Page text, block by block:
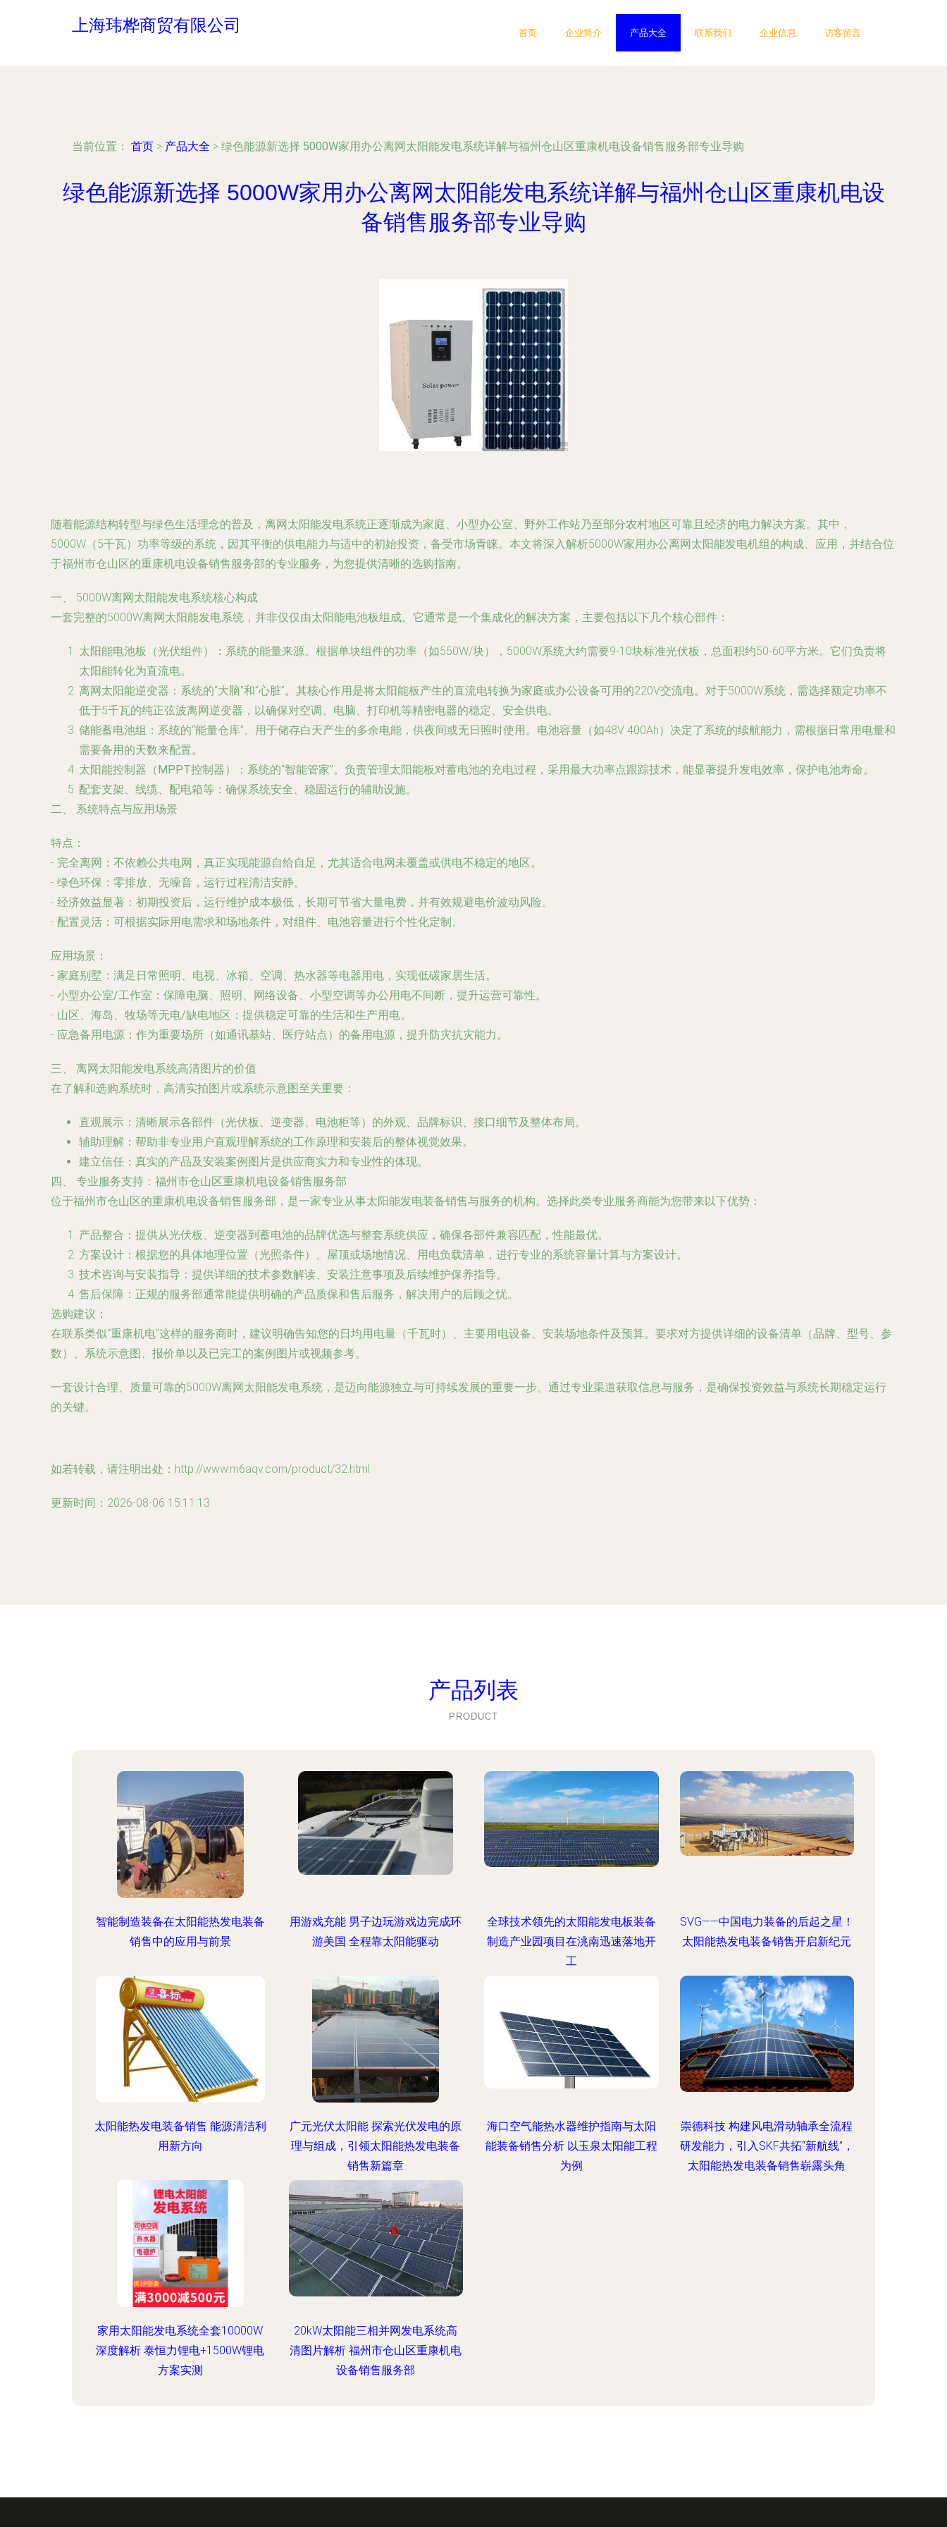
上海玮桦商贸有限公司 首页 企业简介 产品大全 联系我们 企业信息 访客留言
当前位置： 首页 > 产品大全 > 绿色能源新选择 5000W家用办公离网太阳能发电系统详解与福州仓山区重康机电设备销售服务部专业导购
绿色能源新选择 5000W家用办公离网太阳能发电系统详解与福州仓山区重康机电设
备销售服务部专业导购
随着能源结构转型与绿色生活理念的普及，离网太阳能发电系统正逐渐成为家庭、小型办公室、野外工作站乃至部分农村地区可靠且经济的电力解决方案。其中，
5000W（5千瓦）功率等级的系统，因其平衡的供电能力与适中的初始投资，备受市场青睐。本文将深入解析5000W家用办公离网太阳能发电机组的构成、应用，并结合位
于福州市仓山区的重康机电设备销售服务部的专业服务，为您提供清晰的选购指南。
一、 5000W离网太阳能发电系统核心构成
一套完整的5000W离网太阳能发电系统，并非仅仅由太阳能电池板组成。它通常是一个集成化的解决方案，主要包括以下几个核心部件：
太阳能电池板（光伏组件）
：系统的能量来源。根据单块组件的功率（如550W/块），5000W系统大约需要9-10块标准光伏板，总面积约50-60平方米。它们负责将
太阳能转化为直流电。
离网太阳能逆变器 ：系统的“大脑”和“心脏”。其核心作用是将太阳能板产生的直流电转换为家庭或办公设备可用的220V交流电。对于5000W系统，需选择额定功率不
低于5千瓦的纯正弦波离网逆变器，以确保对空调、电脑、打印机等精密电器的稳定、安全供电。
储能蓄电池组 ：系统的“能量仓库”。用于储存白天产生的多余电能，供夜间或无日照时使用。电池容量（如48V 400Ah）决定了系统的续航能力，需根据日常用电量和
需要备用的天数来配置。
太阳能控制器（MPPT控制器）
：系统的“智能管家”。负责管理太阳能板对蓄电池的充电过程，采用最大功率点跟踪技术，能显著提升发电效率，保护电池寿命。
配套支架、线缆、配电箱等 ：确保系统安全、稳固运行的辅助设施。
二、 系统特点与应用场景
特点 ：
- 完全离网 ：不依赖公共电网，真正实现能源自给自足，尤其适合电网未覆盖或供电不稳定的地区。
- 绿色环保 ：零排放、无噪音，运行过程清洁安静。
- 经济效益显著 ：初期投资后，运行维护成本极低，长期可节省大量电费，并有效规避电价波动风险。
- 配置灵活 ：可根据实际用电需求和场地条件，对组件、电池容量进行个性化定制。
应用场景 ：
- 家庭别墅 ：满足日常照明、电视、冰箱、空调、热水器等电器用电，实现低碳家居生活。
- 小型办公室/工作室 ：保障电脑、照明、网络设备、小型空调等办公用电不间断，提升运营可靠性。
- 山区、海岛、牧场等无电/缺电地区 ：提供稳定可靠的生活和生产用电。
- 应急备用电源 ：作为重要场所（如通讯基站、医疗站点）的备用电源，提升防灾抗灾能力。
三、 离网太阳能发电系统高清图片的价值
在了解和选购系统时，高清实拍图片或系统示意图至关重要：
直观展示 ：清晰展示各部件（光伏板、逆变器、电池柜等）的外观、品牌标识、接口细节及整体布局。
辅助理解 ：帮助非专业用户直观理解系统的工作原理和安装后的整体视觉效果。
建立信任 ：真实的产品及安装案例图片是供应商实力和专业性的体现。
四、 专业服务支持：福州市仓山区重康机电设备销售服务部
位于福州市仓山区的重康机电设备销售服务部，是一家专业从事太阳能发电装备销售与服务的机构。选择此类专业服务商能为您带来以下优势：
产品整合 ：提供从光伏板、逆变器到蓄电池的品牌优选与整套系统供应，确保各部件兼容匹配，性能最优。
方案设计 ：根据您的具体地理位置（光照条件）、屋顶或场地情况、用电负载清单，进行专业的系统容量计算与方案设计。
技术咨询与安装指导 ：提供详细的技术参数解读、安装注意事项及后续维护保养指导。
售后保障 ：正规的服务部通常能提供明确的产品质保和售后服务，解决用户的后顾之忧。
选购建议 ：
在联系类似“重康机电”这样的服务商时，建议明确告知您的日均用电量（千瓦时）、主要用电设备、安装场地条件及预算。要求对方提供详细的设备清单（品牌、型号、参
数）、系统示意图、报价单以及已完工的案例图片或视频参考。
一套设计合理、质量可靠的5000W离网太阳能发电系统，是迈向能源独立与可持续发展的重要一步。通过专业渠道获取信息与服务，是确保投资效益与系统长期稳定运行
的关键。
如若转载，请注明出处：http://www.m6aqv.com/product/32.html
更新时间：2026-08-06 15:11:13
产品列表
PRODUCT
智能制造装备在太阳能热发电装备
销售中的应用与前景
用游戏充能 男子边玩游戏边完成环
游美国 全程靠太阳能驱动
全球技术领先的太阳能发电板装备
制造产业园项目在洮南迅速落地开
工
SVG——中国电力装备的后起之星！
太阳能热发电装备销售开启新纪元
太阳能热发电装备销售 能源清洁利
用新方向
广元光伏太阳能 探索光伏发电的原
理与组成，引领太阳能热发电装备
销售新篇章
海口空气能热水器维护指南与太阳
能装备销售分析 以玉泉太阳能工程
为例
崇德科技 构建风电滑动轴承全流程
研发能力，引入SKF共拓“新航线”，
太阳能热发电装备销售崭露头角
家用太阳能发电系统全套10000W
深度解析 泰恒力锂电+1500W锂电
方案实测
20kW太阳能三相并网发电系统高
清图片解析 福州市仓山区重康机电
设备销售服务部